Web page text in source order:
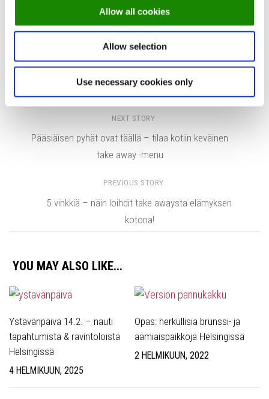
Allow all cookies
Allow selection
Use necessary cookies only
keittiömestari ora
Ora restaurant
sasu laukkonen sushi take away
NEXT STORY
Pääsiäisen pyhät ovat täällä – tilaa kotiin keväinen
take away -menu
PREVIOUS STORY
5 vinkkiä – näin loihdit take awaysta elämyksen
kotona!
YOU MAY ALSO LIKE...
Ystävänpäivä 14.2. – nauti
tapahtumista & ravintoloista
Helsingissä
4 HELMIKUUN, 2025
Opas: herkullisia brunssi- ja
aamiaispaikkoja Helsingissä
2 HELMIKUUN, 2022